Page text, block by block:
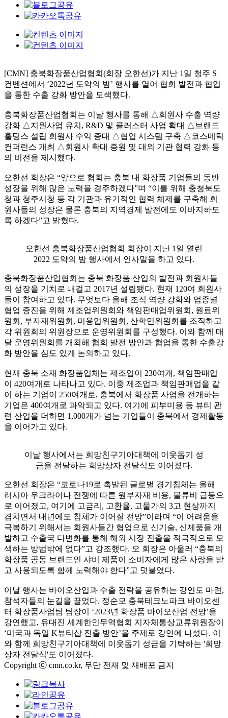
[CMN] 충북화장품산업협회 (회장 오한선)가 지난 1 일 청주 S
컨벤션에서 ‘2022년 도약의 밤’ 행사를 열어 협회 발전과 협업
을 통한 수출 강화 방안을 모색했다.
충북화장품산업협회는 이날 행사를 통해 △회원사 수출 역량
강화 △지원사업 유치 , R&D 및 클러스터 사업 확대 △ 브랜드
홀딩스 설립 회원사 수익 증대 △협업 시스템 구축 △ 코스메틱
컨퍼런스 개최 △회원사 확대 증원 및 대외 기관 협력 강화 등
의 비전을 제시했다.
오한선 회장은 “앞으로 협회는 충북 내 화장품 기업들의 동반
성장을 위해 많은 노력을 경주하겠다”며 “이를 위해 충청북도
청과 청주시청 등 각 기관과 유기적인 협력 체제를 구축해 회
원사들의 성장은 물론 충북의 지역경제 발전에도 이바지하도
록 하겠다”고 밝혔다.
오한선 충북화장품산업협회 회장이 지난 1일 열린
2022 도약의 밤 행사에서 인사말을 하고 있다.
충북화장품산업협회는 충북 화장품 산업의 발전과 회원사들
의 성장을 기치로 내걸고 2017년 설립됐다. 현재 120여 회원사
들이 참여하고 있다. 무엇보다 올해 조직 역량 강화와 업종별
협업 증진을 위해 제조업위원회와 책임판매업위원회 , 원료위
원회 , 부자재위원회 , 미용업위원회 , 산학연위원회를 조직하고
각 위원회의 위원장으로 운영위원회를 구성했다. 이와 함께 매
달 운영위원회를 개최해 협회 발전 방안과 협업을 통한 수출강
화 방안을 심도 있게 논의하고 있다.
현재 충북 소재 화장품업체는 제조업이 230여개 , 책임판매업
이 420여개로 나타나고 있다. 이중 제조업과 책임판매업을 같
이 하는 기업이 250여개로, 충북에서 화장품 사업을 전개하는
기업은 400여개로 파악되고 있다. 여기에 피부미용 등 뷰티 관
련 산업을 더하면 1,000개가 넘는 기업들이 충북에서 경제활동
을 이어가고 있다.
이날 행사에서는 희망친구기아대책에 이웃돕기 성
금을 전달하는 희망상자 전달식도 이어졌다.
오한선 회장은 “코로나19로 촉발된 글로벌 경기침체는 올해
러시아 우크라이나 전쟁에 따른 원부자재 비용, 물류비 급등으
로 이어졌고, 여기에 고금리 , 고환율, 고물가의 3고 현상까지
겹치면서 내년에도 침체가 이어질 전망”이라며 “이 어려움을
극복하기 위해서는 회원사들간 협업으로 신기술, 신제품을 개
발하고 수출국 다변화를 통해 해외 시장 진출을 적극적으로 모
색하는 방법밖에 없다”고 강조했다. 오 회장은 아울러 “충북의
화장품 공동 브랜드인 샤비 제품이 소비자에게 많은 사랑을 받
고 사용되도록 함께 노력해야 한다”고 덧붙였다.
이날 행사는 바이오산업과 수출 전략을 공유하는 강연도 마련 ,
참석자들의 눈길을 끌었다. 정순모 충북테크노파크 바이오센
터 화장품사업팀 팀장이 ‘2023년 화장품 바이오산업 전망’을
강연했고, 유대진 세계한인무역협회 지자체통상교류위원장이
‘미국과 독일 K뷰티샵 진출 방안’을 주제로 강연에 나섰다. 이
와 함께 희망친구기아대책에 이웃돕기 성금을 기탁하는 '희망
상자 전달식'도 이어졌다.
Copyright ⓒ cmn.co.kr, 무단 전재 및 재배포 금지